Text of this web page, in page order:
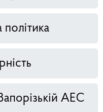
політика
АЕС